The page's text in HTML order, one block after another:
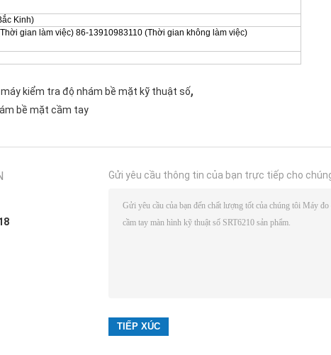
Kinh)
gian làm việc) 86-13910983110 (Thời gian không làm việc)
máy kiểm tra độ nhám bề mặt kỹ thuật số,
bề mặt cầm tay
Gửi yêu cầu thông tin của bạn trực tiếp cho